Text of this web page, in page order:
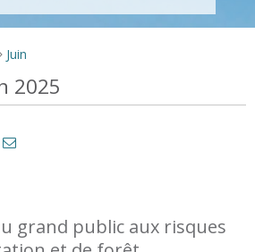
Juin
2025
grand public aux risques